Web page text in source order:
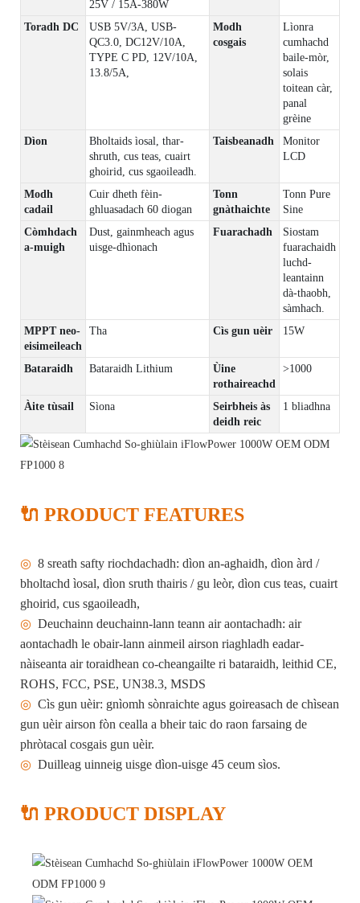
25V / 15A-380W
Toradh DC
USB 5V/3A, USB-
QC3.0, DC12V/10A,
TYPE C PD, 12V/10A,
13.8/5A,
Modh
cosgais
Lìonra
cumhachd
baile-mòr,
solais
toitean càr,
panal
grèine
Dìon
Bholtaids ìosal, thar-
shruth, cus teas, cuairt
ghoirid, cus sgaoileadh.
Taisbeanadh
Monitor
LCD
Modh
cadail
Cuir dheth fèin-
ghluasadach 60 diogan
Tonn
gnàthaichte
Tonn Pure
Sine
Còmhdach
a-muigh
Dust, gainmheach agus
uisge-dhìonach
Fuarachadh
Siostam
fuarachaidh
luchd-
leantainn
dà-thaobh,
sàmhach.
MPPT neo-
eisimeileach
Tha Cìs gun uèir 15W
Bataraidh Bataraidh Lithium
Ùine
rothaireachd
>1000
Àite tùsail Sìona
Seirbheis às
deidh reic
1 bliadhna
🔌 PRODUCT FEATURES
◎ 8 sreath safty riochdachadh: dìon an-aghaidh, dìon àrd /
bholtachd ìosal, dìon sruth thairis / gu leòr, dìon cus teas, cuairt
ghoirid, cus sgaoileadh,
◎ Deuchainn deuchainn-lann teann air aontachadh: air
aontachadh le obair-lann ainmeil airson riaghladh eadar-
nàiseanta air toraidhean co-cheangailte ri bataraidh, leithid CE,
ROHS, FCC, PSE, UN38.3, MSDS
◎ Cìs gun uèir: gnìomh sònraichte agus goireasach de chìsean
gun uèir airson fòn cealla a bheir taic do raon farsaing de
phròtacal cosgais gun uèir.
◎ Duilleag uinneig uisge dìon-uisge 45 ceum sìos.
🔌 PRODUCT DISPLAY